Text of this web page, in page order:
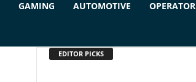
GAMING AUTOMOTIVE OPERATOR
EDITOR PICKS